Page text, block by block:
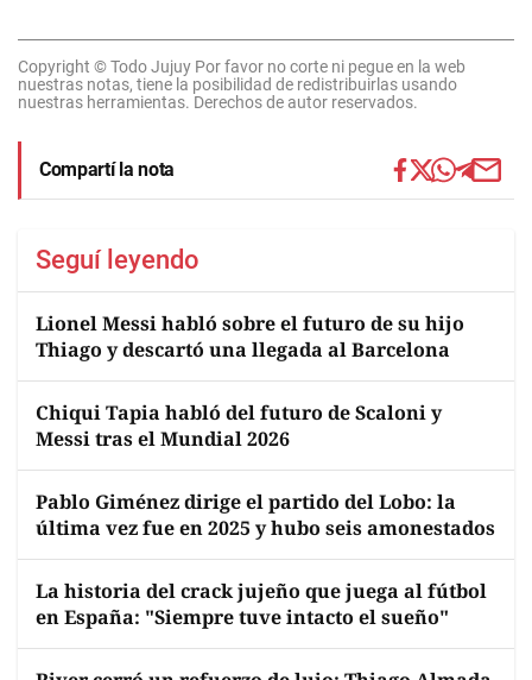
Copyright © Todo Jujuy Por favor no corte ni pegue en la web
nuestras notas, tiene la posibilidad de redistribuirlas usando
nuestras herramientas. Derechos de autor reservados.
Compartí la nota
Seguí leyendo
Lionel Messi habló sobre el futuro de su hijo
Thiago y descartó una llegada al Barcelona
Chiqui Tapia habló del futuro de Scaloni y
Messi tras el Mundial 2026
Pablo Giménez dirige el partido del Lobo: la
última vez fue en 2025 y hubo seis amonestados
La historia del crack jujeño que juega al fútbol
en España: "Siempre tuve intacto el sueño"